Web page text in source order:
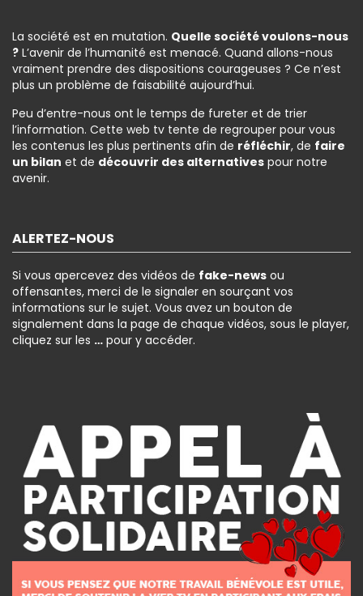
La société est en mutation. Quelle société voulons-nous
? L’avenir de l’humanité est menacé. Quand allons-nous
vraiment prendre des dispositions courageuses ? Ce n’est
plus un problème de faisabilité aujourd’hui.
Peu d’entre-nous ont le temps de fureter et de trier
l’information. Cette web tv tente de regrouper pour vous
les contenus les plus pertinents afin de réfléchir, de faire
un bilan et de découvrir des alternatives pour notre
avenir.
ALERTEZ-NOUS
Si vous apercevez des vidéos de fake-news ou
offensantes, merci de le signaler en sourçant vos
informations sur le sujet. Vous avez un bouton de
signalement dans la page de chaque vidéos, sous le player,
cliquez sur les … pour y accéder.